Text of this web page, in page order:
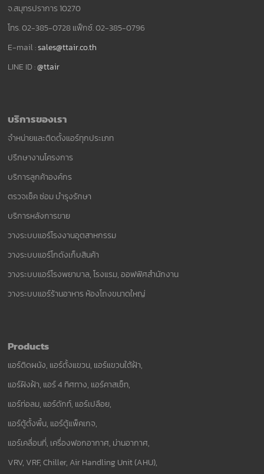
จ.สมุทรปราการ 10270
โทร. 02-385-0728 แฟ็กซ์. 02-385-0796
E-mail :sales@ttair.co.th
LINE ID :@ttair
บริการของเรา
จำหน่ายและติดตั้งแอร์ทุกประเภท
ปรึกษางานโครงการ
บริการลูกค้าองค์กร
ตรวจเช็ค ซ่อม บำรุงรักษา
บริการหลังการขาย
วางระบบแอร์โรงงานอุตสาหกรรม
วางระบบแอร์โกดังเก็บสินค้า
วางระบบแอร์โรงพยาบาล, โรงแรม, ออฟฟิศสำนักงาน
วางระบบแอร์ร้านอาหาร ห้องโถงขนาดใหญ่
Products
แอร์ติดผนัง, แอร์ตั้งแขวน, แอร์แขวนใต้ฝ้า,
แอร์ฝังฝ้า, แอร์ 4 ทิศทาง, แอร์คาสเซ็ท,
แอร์ท่อลม, แอร์ดักท์, แอร์เปลือย,
แอร์ตู้ตั้งพื้น, แอร์ตู้แพ็คเกจ,
แอร์เคลื่อนที่, เครื่องฟอกอากาศ, ม่านอากาศ,
VRV, VRF, Chiller, Air Handling Unit (AHU),